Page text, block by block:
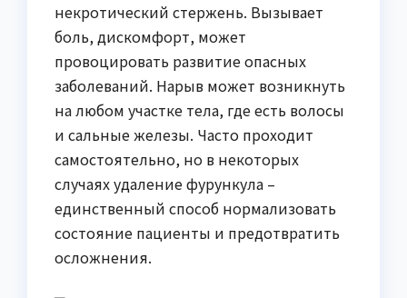
некротический стержень. Вызывает
боль, дискомфорт, может
провоцировать развитие опасных
заболеваний. Нарыв может возникнуть
на любом участке тела, где есть волосы
и сальные железы. Часто проходит
самостоятельно, но в некоторых
случаях удаление фурункула –
единственный способ нормализовать
состояние пациенты и предотвратить
осложнения.